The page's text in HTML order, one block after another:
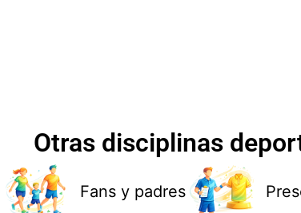
Otras disciplinas
Fans y padres